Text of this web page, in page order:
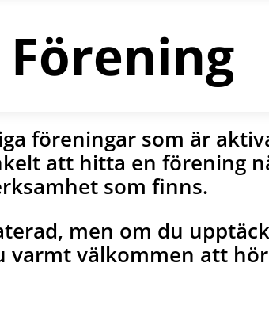
föreningar som är
att hitta en förening
som finns.
men om du
varmt välkommen att